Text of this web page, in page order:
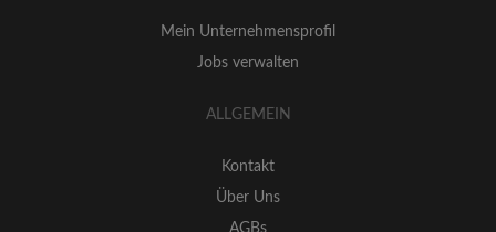
Mein Unternehmensprofil
Jobs verwalten
ALLGEMEIN
Kontakt
Über Uns
AGBs